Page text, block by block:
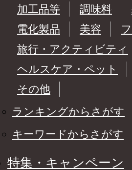
加工品等
調味料
電化製品
美容
旅行・アクティビティ
ヘルスケア・ペット
その他
ランキングからさがす
キーワードからさがす
特集・キャンペーン